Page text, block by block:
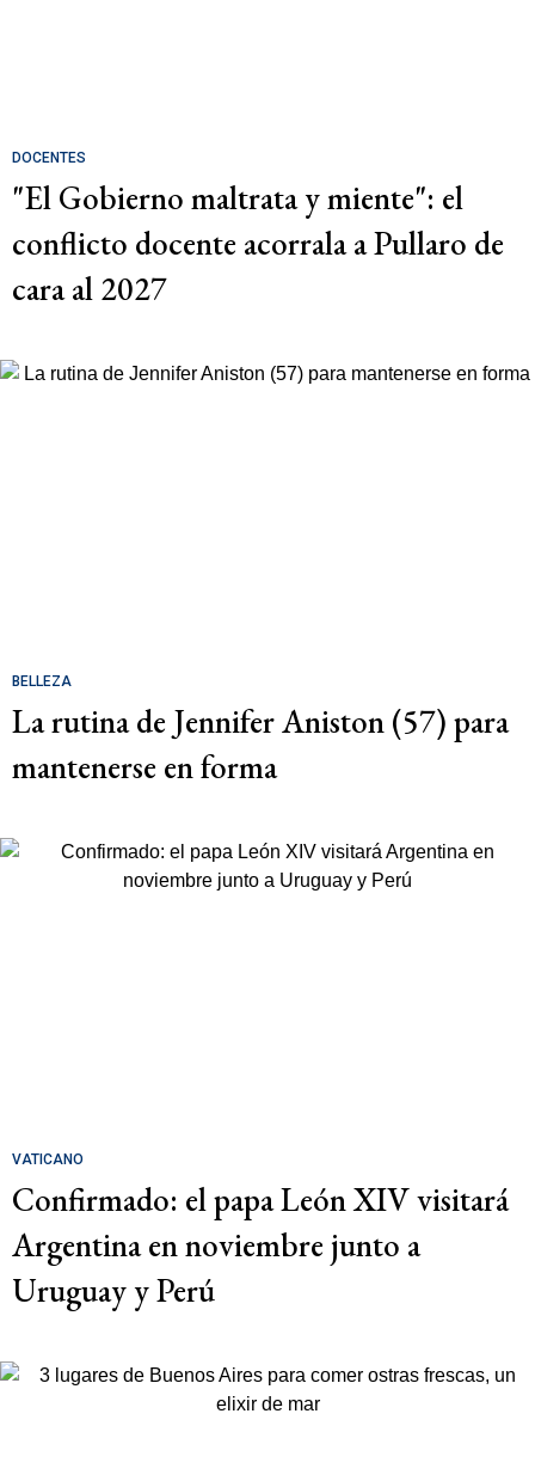
DOCENTES
"El Gobierno maltrata y miente": el
conflicto docente acorrala a Pullaro de
cara al 2027
BELLEZA
La rutina de Jennifer Aniston (57) para
mantenerse en forma
VATICANO
Confirmado: el papa León XIV visitará
Argentina en noviembre junto a
Uruguay y Perú